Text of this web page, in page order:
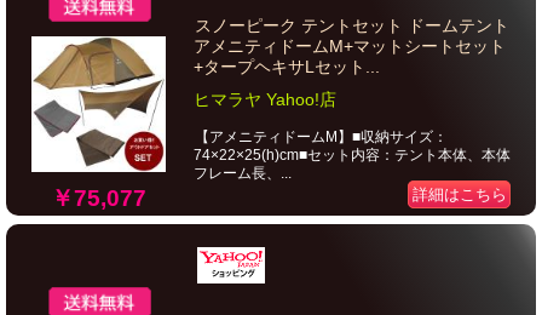
￥75,077
スノーピーク テントセット ドームテント
アメニティドームM+マットシートセット
+タープヘキサLセット...
ヒマラヤ Yahoo!店
【アメニティドームM】■収納サイズ：
74×22×25(h)cm■セット内容：テント本体、本体
フレーム長、...
詳細はこちら